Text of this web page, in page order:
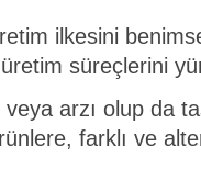
ilkesini
süreçlerini
arzı olup da
farklı ve